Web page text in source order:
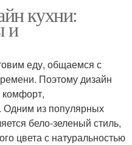
кухни:
и
еду, общаемся с
Поэтому дизайн
комфорт,
Одним из популярных
бело-зеленый стиль,
цвета с натуральностью